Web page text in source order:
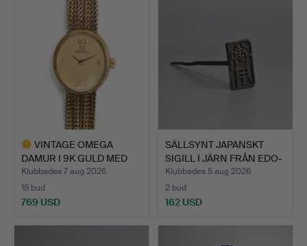
VINTAGE OMEGA
DAMUR I 9K GULD MED
DIAMANT,…
Klubbades 7 aug 2026
15 bud
769 USD
SÄLLSYNT JAPANSKT
SIGILL I JÄRN FRÅN EDO-
P…
Klubbades 5 aug 2026
2 bud
162 USD